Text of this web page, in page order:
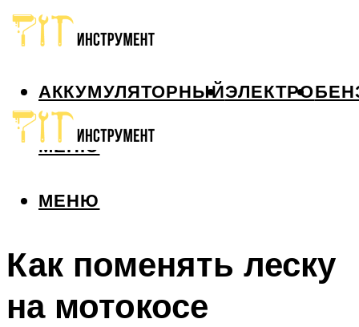
АККУМУЛЯТОРНЫЙЭЛЕКТРО
МЕНЮ
МЕНЮ
Как поменять леску
на мотокосе